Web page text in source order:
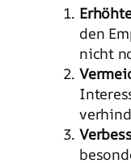
den
nicht